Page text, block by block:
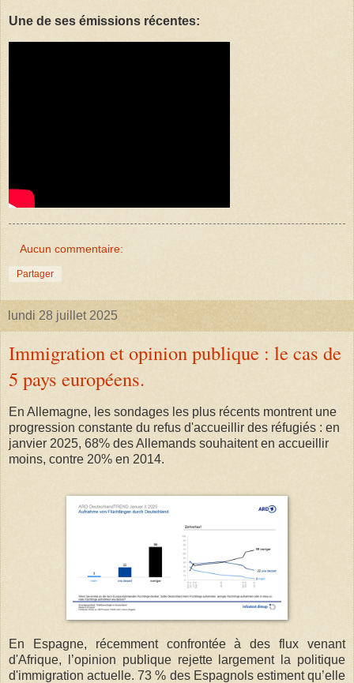
Une de ses émissions récentes:
Aucun commentaire:
Partager
lundi 28 juillet 2025
Immigration et opinion publique : le cas de
5 pays européens.
En Allemagne, les sondages les plus récents montrent une
progression constante du refus d'accueillir des réfugiés : en
janvier 2025, 68% des Allemands souhaitent en accueillir
moins, contre 20% en 2014.
En Espagne, récemment confrontée à des flux venant
d'Afrique, l’opinion publique rejette largement la politique
d'immigration actuelle. 73 % des Espagnols estiment qu’elle